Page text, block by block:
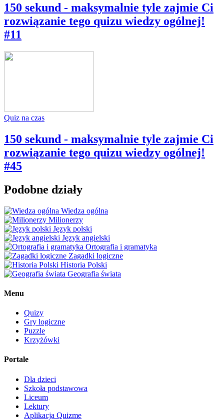
150 sekund - maksymalnie tyle zajmie Ci
rozwiązanie tego quizu wiedzy ogólnej!
#11
Quiz na czas
150 sekund - maksymalnie tyle zajmie Ci
rozwiązanie tego quizu wiedzy ogólnej!
#45
Podobne działy
Wiedza ogólna
Milionerzy
Język polski
Język angielski
Ortografia i gramatyka
Zagadki logiczne
Historia Polski
Geografia świata
Menu
Quizy
Gry logiczne
Puzzle
Krzyżówki
Portale
Dla dzieci
Szkoła podstawowa
Liceum
Lektury
Aplikacja Quizme